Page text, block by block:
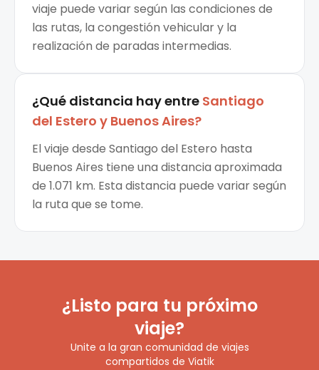
viaje puede variar según las condiciones de
las rutas, la congestión vehicular y la
realización de paradas intermedias.
¿Qué distancia hay entre Santiago
del Estero y Buenos Aires?
El viaje desde Santiago del Estero hasta
Buenos Aires tiene una distancia aproximada
de 1.071 km. Esta distancia puede variar según
la ruta que se tome.
¿Listo para tu próximo
viaje?
Unite a la gran comunidad de viajes
compartidos de Viatik